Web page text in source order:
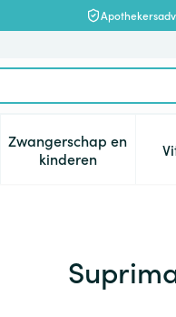
verzorging en hygiëne
voor Dieet, voeding
Zwangerschap en
kinderenToon submenu